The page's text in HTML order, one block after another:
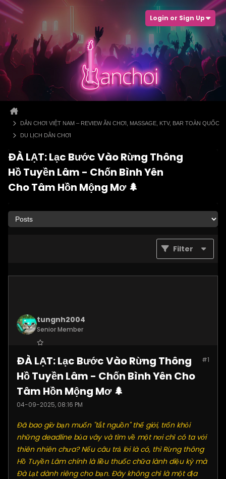
Login or Sign Up
DÂN CHƠI VIỆT NAM – REVIEW ĂN CHƠI, MASSAGE, KTV, BAR TOÀN QUỐC
DU LỊCH DÂN CHƠI
ĐÀ LẠT: Lạc Bước Vào Rừng Thông
Hồ Tuyền Lâm - Chốn Bình Yên
Cho Tâm Hồn Mộng Mơ 🌲
Filter
tungnh2004
Senior Member
Posts: 4099 #1
ĐÀ LẠT: Lạc Bước Vào Rừng Thông
Hồ Tuyền Lâm - Chốn Bình Yên Cho
Tâm Hồn Mộng Mơ 🌲
04-09-2025, 08:16 PM
Đã bao giờ bạn muốn "tắt nguồn" thế giới, trốn khỏi
những deadline bủa vây và tìm về một nơi chỉ có ta với
thiên nhiên chưa? Nếu câu trả lời là có, thì Rừng thông
Hồ Tuyền Lâm chính là liều thuốc chữa lành diệu kỳ mà
Đà Lạt dành riêng cho bạn. Đây không chỉ là một địa